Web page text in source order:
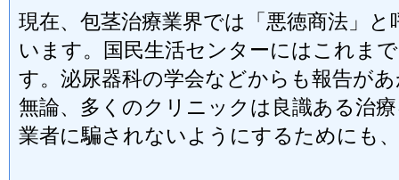
現在、包茎治療業界では「悪徳商法」
います。国民生活センターにはこれま
す。泌尿器科の学会などからも報告が
無論、多くのクリニックは良識ある治
業者に騙されないようにするためにも